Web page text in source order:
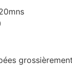
grossièrement